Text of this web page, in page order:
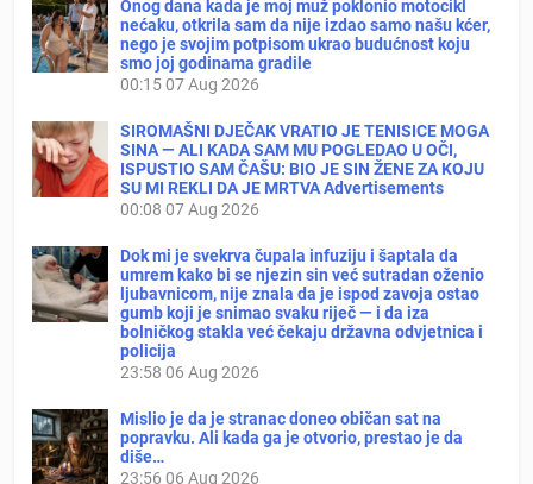
Onog dana kada je moj muž poklonio motocikl
nećaku, otkrila sam da nije izdao samo našu kćer,
nego je svojim potpisom ukrao budućnost koju
smo joj godinama gradile
00:1507 Aug 2026
SIROMAŠNI DJEČAK VRATIO JE TENISICE MOGA
SINA — ALI KADA SAM MU POGLEDAO U OČI,
ISPUSTIO SAM ČAŠU: BIO JE SIN ŽENE ZA KOJU
SU MI REKLI DA JE MRTVA Advertisements
00:08 07 Aug 2026
Dok mi je svekrva čupala infuziju i šaptala da
umrem kako bi se njezin sin već sutradan oženio
ljubavnicom, nije znala da je ispod zavoja ostao
gumb koji je snimao svaku riječ — i da iza
bolničkog stakla već čekaju državna odvjetnica i
policija
23:58 06 Aug 2026
Mislio je da je stranac doneo običan sat na
popravku. Ali kada ga je otvorio, prestao je da
diše…
23:56 06 Aug 2026